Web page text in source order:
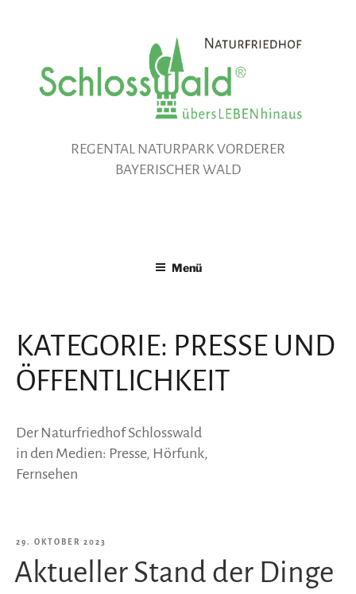
REGENTAL NATURPARK VORDERER
BAYERISCHER WALD
Menü
KATEGORIE: PRESSE UND
ÖFFENTLICHKEIT
Der Naturfriedhof Schlosswald
in den Medien: Presse, Hörfunk,
Fernsehen
VERÖFFENTLICHT
AM
29. OKTOBER 2023
Aktueller Stand der Dinge